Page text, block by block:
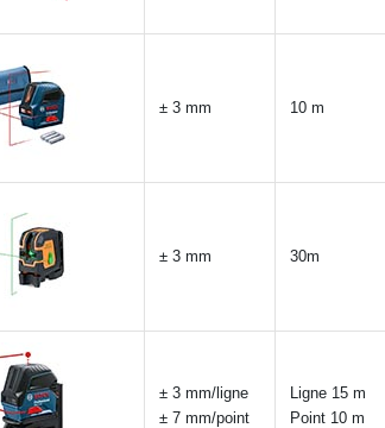
± 3 mm 10 m
± 3 mm 30m
± 3 mm/ligne
± 7 mm/point
Ligne 15 m
Point 10 m